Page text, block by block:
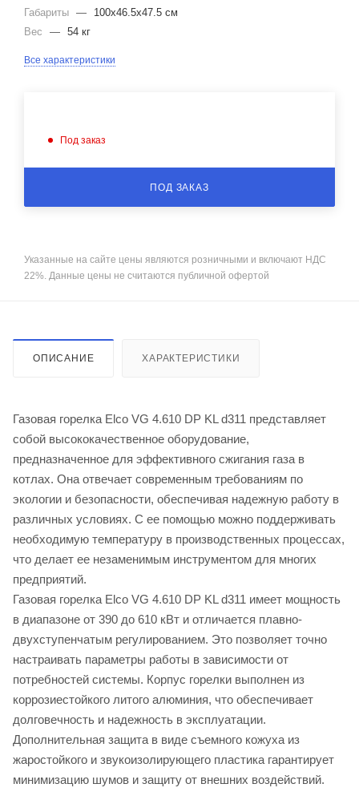
Габариты —
100x46.5x47.5 см
Вес
— 54 кг
Все характеристики
Под заказ
ПОД ЗАКАЗ
Указанные на сайте цены являются розничными и включают НДС
22%. Данные цены не считаются публичной офертой
ОПИСАНИЕ ХАРАКТЕРИСТИКИ
Газовая горелка Elco VG 4.610 DP KL d311 представляет
собой высококачественное оборудование,
предназначенное для эффективного сжигания газа в
котлах. Она отвечает современным требованиям по
экологии и безопасности, обеспечивая надежную работу в
различных условиях. С ее помощью можно поддерживать
необходимую температуру в производственных процессах,
что делает ее незаменимым инструментом для многих
предприятий.
Газовая горелка Elco VG 4.610 DP KL d311 имеет мощность
в диапазоне от 390 до 610 кВт и отличается плавно-
двухступенчатым регулированием. Это позволяет точно
настраивать параметры работы в зависимости от
потребностей системы. Корпус горелки выполнен из
коррозиестойкого литого алюминия, что обеспечивает
долговечность и надежность в эксплуатации.
Дополнительная защита в виде съемного кожуха из
жаростойкого и звукоизолирующего пластика гарантирует
минимизацию шумов и защиту от внешних воздействий.